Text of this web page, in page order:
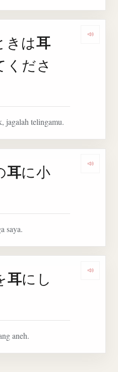
きは耳
くださ
jagalah telingamu.
耳に小
saya.
耳にし
aneh.